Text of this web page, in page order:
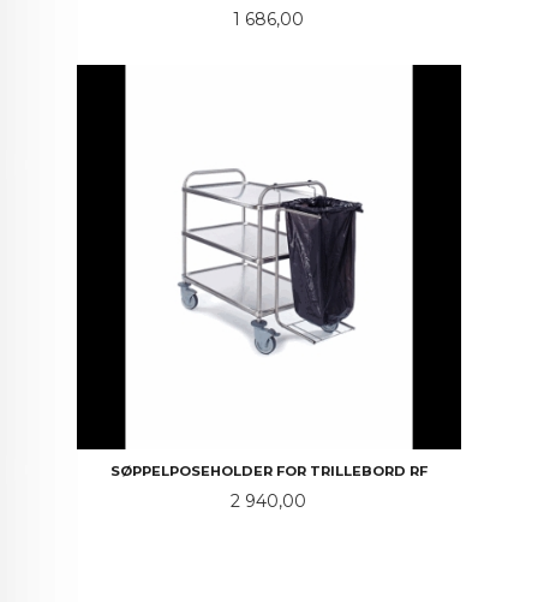
Pris
1 686,00
SØPPELPOSEHOLDER FOR TRILLEBORD RF
Pris
2 940,00